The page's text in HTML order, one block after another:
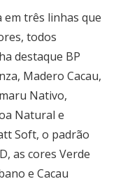
em três linhas que
todos
destaque BP
Madero Cacau,
Nativo,
Natural e
Soft, o padrão
as cores Verde
e Cacau